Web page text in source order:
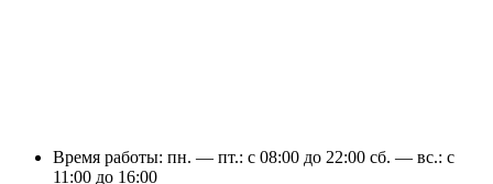
Время работы: пн. — пт.: c 08:00 до 22:00 сб. — вс.: c
11:00 до 16:00